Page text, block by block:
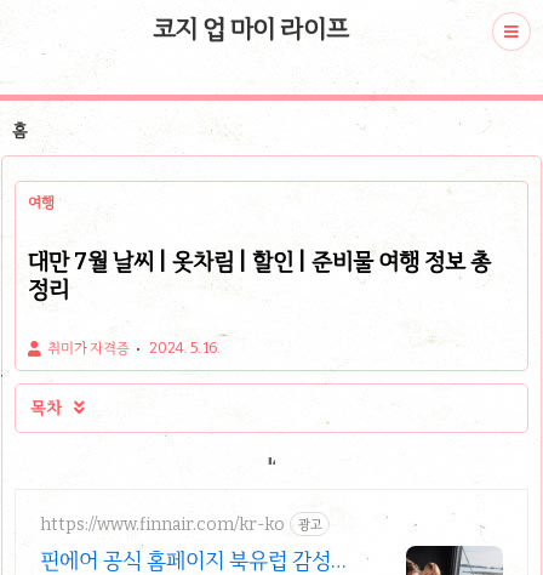
코지 업 마이 라이프
홈
여행
대만 7월 날씨 | 옷차림 | 할인 | 준비물 여행 정보 총
정리
취미가 자격증 2024. 5. 16.
목차 
https://www.finnair.com/kr-ko 광고
핀에어 공식 홈페이지 북유럽 감성의